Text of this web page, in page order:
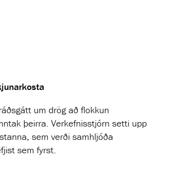
um drög að flokkun
þeirra. Verkefnisstjórn setti upp
sem verði samhljóða
sem fyrst.